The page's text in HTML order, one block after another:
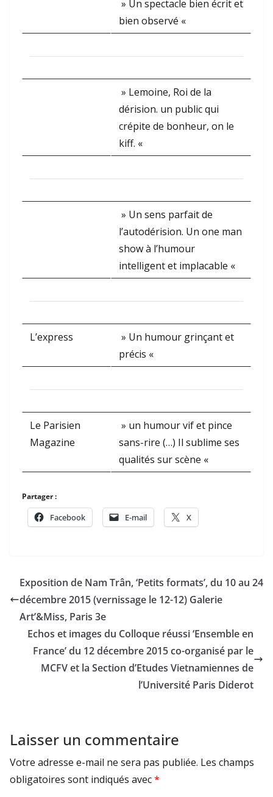
» Un spectacle bien écrit et
bien observé «
» Lemoine, Roi de la
dérision. un public qui
crépite de bonheur, on le
kiff. «
» Un sens parfait de
l’autodérision. Un one man
show à l’humour
intelligent et implacable «
L’express
» Un humour grinçant et
précis «
Le Parisien
Magazine
» un humour vif et pince
sans-rire (…) Il sublime ses
qualités sur scène «
Partager :
Facebook E-mail X
Exposition de Nam Trân, ‘Petits formats’, du 10 au 24
décembre 2015 (vernissage le 12-12) Galerie
Art’&Miss, Paris 3e
Echos et images du Colloque réussi ‘Ensemble en
France’ du 12 décembre 2015 co-organisé par le
MCFV et la Section d’Etudes Vietnamiennes de
l’Université Paris Diderot
Laisser un commentaire
Votre adresse e-mail ne sera pas publiée. Les champs
obligatoires sont indiqués avec*